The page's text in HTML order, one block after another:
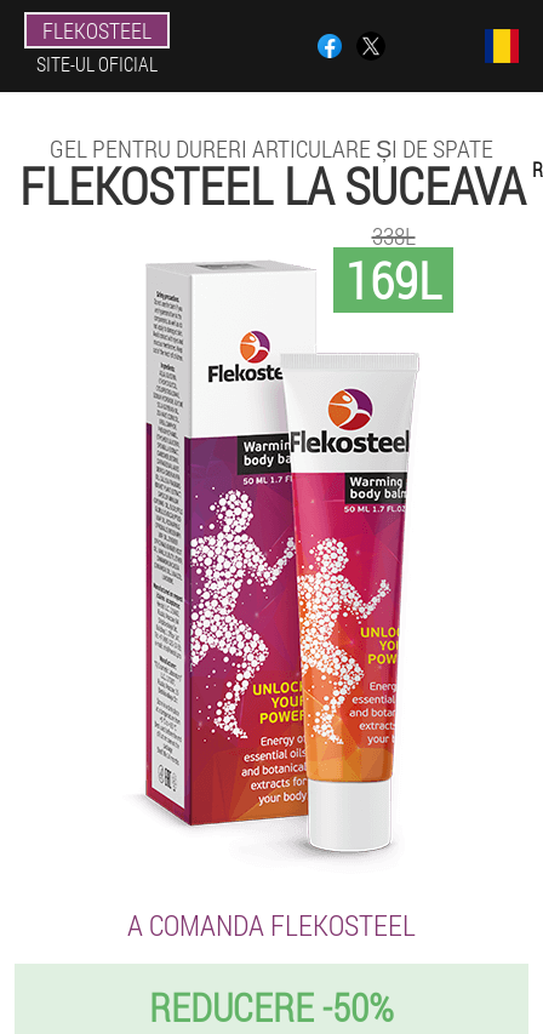
FLEKOSTEEL
SITE-UL OFICIAL
GEL PENTRU DURERI ARTICULARE ȘI DE SPATE
FLEKOSTEEL LA SUCEAVA
169L
338L
A COMANDA FLEKOSTEEL
REDUCERE -50%